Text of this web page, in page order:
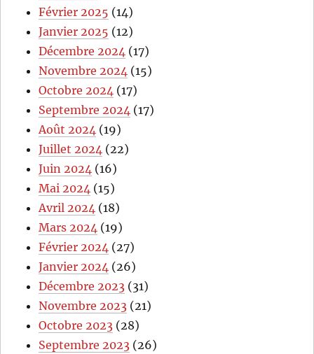
Février 2025 (14)
Janvier 2025 (12)
Décembre 2024 (17)
Novembre 2024 (15)
Octobre 2024 (17)
Septembre 2024 (17)
Août 2024 (19)
Juillet 2024 (22)
Juin 2024 (16)
Mai 2024 (15)
Avril 2024 (18)
Mars 2024 (19)
Février 2024 (27)
Janvier 2024 (26)
Décembre 2023 (31)
Novembre 2023 (21)
Octobre 2023 (28)
Septembre 2023 (26)